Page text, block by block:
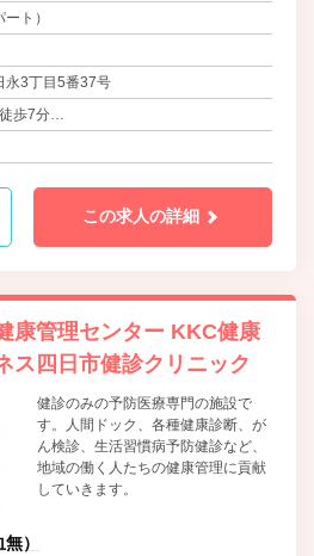
ト）
永3丁目5番37号
歩7分
徒歩6分
この求人の詳細
康管理センター KKC健康
四日市健診クリニック
健診のみの予防医療専門の施設で
す。人間ドック、各種健康診断、が
ん検診、生活習慣病予防健診など、
地域の働く人たちの健康管理に貢献
していきます。
）